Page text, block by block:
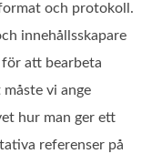
och protokoll.
innehållsskapare
att bearbeta
vi ange
hur man ger ett
referenser på